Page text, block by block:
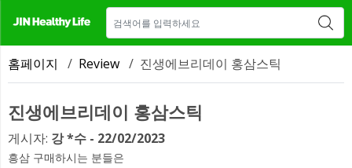
장 안내 새소식 CONTACT US
홈페이지 / Review / 진생에브리데이 홍삼스틱
진생에브리데이 홍삼스틱
게시자: 강 *수 - 22/02/2023
흥삼 구매하시는 분들은